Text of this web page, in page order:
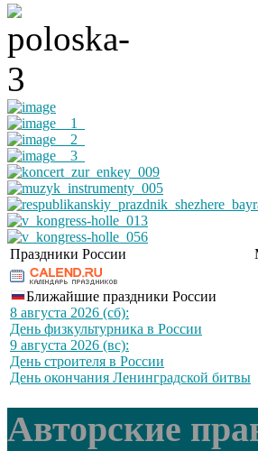
Праздники России
Ближайшие праздники России
8 августа 2026 (сб):
День физкультурника в России
9 августа 2026 (вс):
День строителя в России
День окончания Ленинградской битвы
Авторские